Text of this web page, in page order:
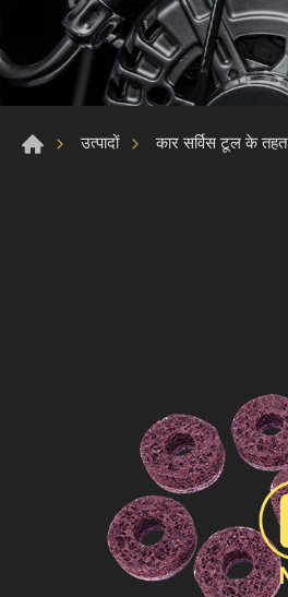
उत्पादों कार सर्विस टूल के तहत